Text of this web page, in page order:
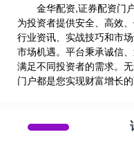
金华配资,证券配资门
为投资者提供安全、高效
行业资讯、实战技巧和市
市场机遇。平台秉承诚信
满足不同投资者的需求。
门户都是您实现财富增长的